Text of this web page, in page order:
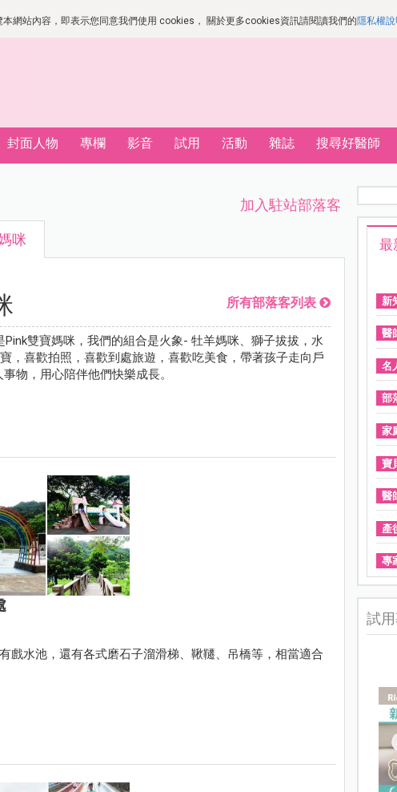
網站內容，即表示您同意我們使用 cookies， 關於更多cookies資訊請閱讀我們的隱私權說
封面人物 專欄 影音 試用 活動 雜誌 搜尋好醫師
加入駐站部落客
咪
所有部落客列表
Pink雙寶媽咪，我們的組合是火象- 牡羊媽咪、獅子拔拔，水
，喜歡拍照，喜歡到處旅遊，喜歡吃美食，帶著孩子走向戶
物，用心陪伴他們快樂成長。
戲水池，還有各式磨石子溜滑梯、鞦韆、吊橋等，相當適合
最
新
醫
名
部
家
寶
醫
產
專
試